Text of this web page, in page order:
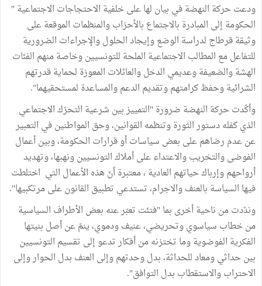
ودعت حركة النهضة في بيان لها على خلفية الاحتجاجات الاجتماعية "
الحكومة إلى المبادرة بالاجتماع بالأحزاب والمنظمات الموقعة على
وثيقة قرطاج لدراسة الوضع وإيجاد الحلول والإجراءات الضرورية
للتفاعل مع المطالب الاجتماعية الملحة للتونسيين وخاصة منهم الفئات
الهشة والضعيفة وعديمي الدخل والعائلات المعوزة لحماية قدرتهم
الشرائية وحفظ كرامتهم وتقديم الدعم والمساعدة لمستحقيهما".
وأكّدت حركة النهضة ضرورة "التمييز بين شرعية التحرّك الاجتماعي
الذي كفله دستور الثورة وتنظمه القوانين، وحق المواطنين في التعبير
عن عدم رضاهم على بعض سياسات أو قرارات الحكومة، وبين أعمال
الفوضى والتخريب والاعتداء على أملاك التونسيين ونهبها، وتهديد
أرواحهم وإرباك حياتهم العادية ، معتبرة أنّ هذه الأعمال التي اختلطت
فيها السياسة بالعنف والاجرام، تستدعي تطبيق القانون على مرتكبيها".
وندّدت من ناحية أخرى بما "فتئت تعبّر عنه بعض الأطراف السياسية
من خطاب سياسوي وتحريضي، عنيف ودموي، ينمّ عن أصل بنيتها
الفكرية الفوضوية وما تختزنه من أفكار تدعو إلى تقسيم التونسيين
بين حداثي ومعاد للحداثة، بدل وحدتهم وإلى العنف بدل الحوار وإلى
الاحتراب والاستقطاب بدل التوافق".